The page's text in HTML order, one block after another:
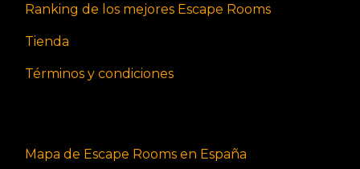
Ranking de los mejores Escape Rooms
Tienda
Términos y condiciones
Mapa de Escape Rooms en España